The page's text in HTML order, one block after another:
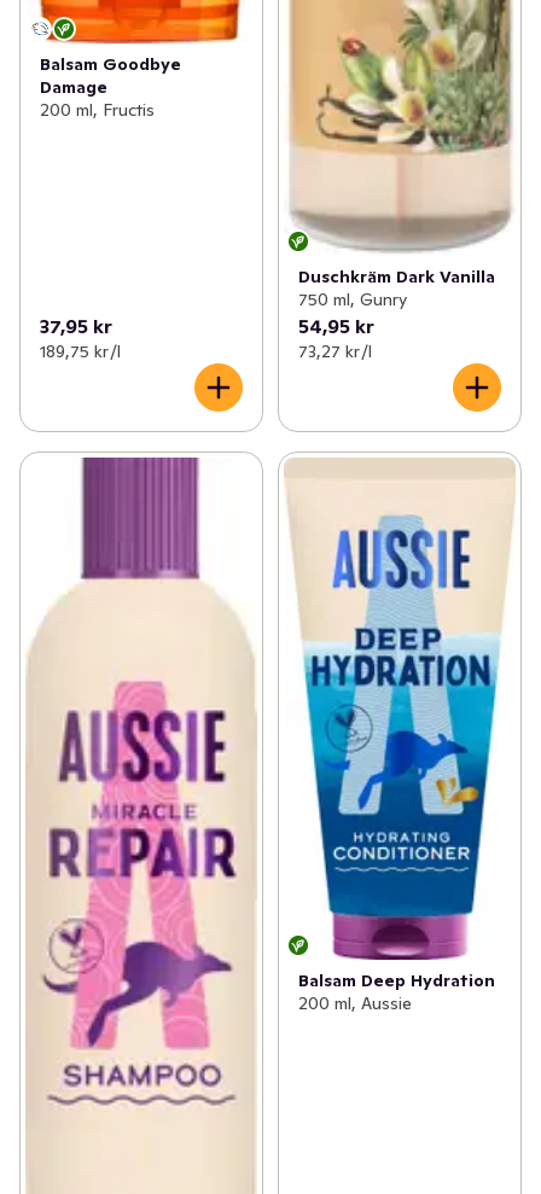
Balsam Goodbye
Damage
200 ml, Fructis
37,95 kr
189,75 kr /l
Duschkräm Dark Vanilla
750 ml, Gunry
54,95 kr
73,27 kr /l
Balsam Deep Hydration
200 ml, Aussie